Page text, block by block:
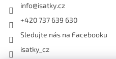
info@isatky.cz
+420 737 639 630
Sledujte nás na Facebooku
isatky_cz